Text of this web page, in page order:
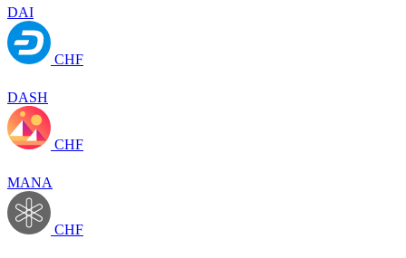
DAI
CHF
DASH
CHF
MANA
CHF